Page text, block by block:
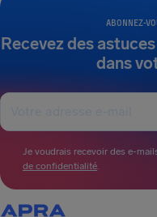
ABONNEZ-
Recevez des
dans
Je voudrais recevoir des e-
de confidentialité.